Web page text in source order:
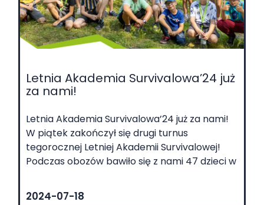
Letnia Akademia Survivalowa’24 już
za nami!
Letnia Akademia Survivalowa’24 już za nami!
W piątek zakończył się drugi turnus
tegorocznej Letniej Akademii Survivalowej!
Podczas obozów bawiło się z nami 47 dzieci w
2024-07-18